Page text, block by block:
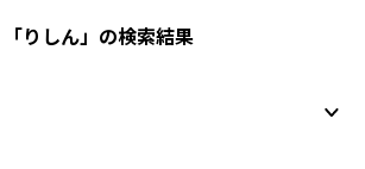
「りしん」の検索結果